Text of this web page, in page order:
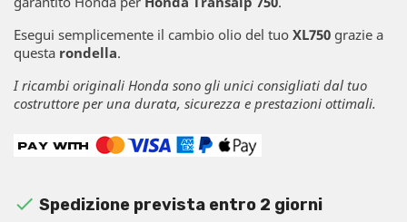
Esegui semplicemente il cambio olio del tuo XL750 grazie a
questa rondella.
I ricambi originali Honda sono gli unici consigliati dal tuo
costruttore per una durata, sicurezza e prestazioni ottimali.
 Spedizione prevista entro 2 giorni